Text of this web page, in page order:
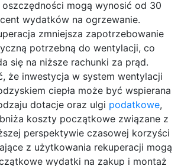
mogą wynosić od 30
wydatków na ogrzewanie.
zmniejsza zapotrzebowanie
potrzebną do wentylacji, co
się na niższe rachunki za prąd.
że inwestycja w system wentylacji
ciepła może być wspierana
dotacje oraz ulgi podatkowe,
koszty początkowe związane z
perspektywie czasowej korzyści
z użytkowania rekuperacji mogą
wydatki na zakup i montaż